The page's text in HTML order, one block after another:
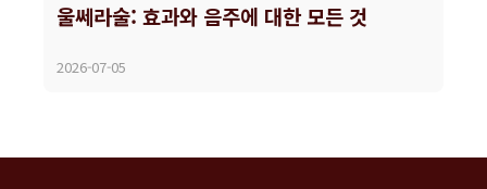
울쎄라술: 효과와 음주에 대한 모든 것
2026-07-05